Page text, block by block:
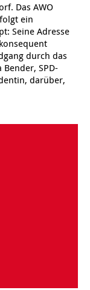
Das AWO
ein
Seine Adresse
durch das
SPD-
darüber,